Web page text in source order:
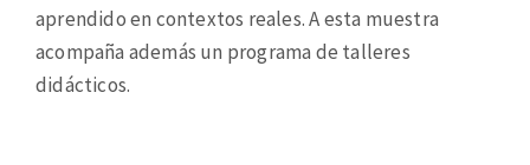
aprendido en contextos reales. A esta muestra
acompaña además un programa de talleres
didácticos.